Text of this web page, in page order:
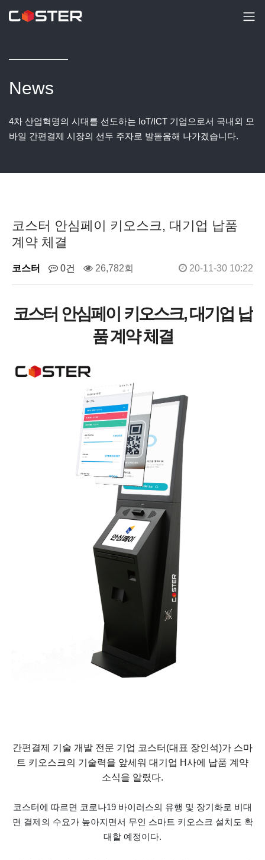
News
4차 산업혁명의 시대를 선도하는 IoT/ICT 기업으로서 국내외 모
바일 간편결제 시장의 선두 주자로 발돋움해 나가겠습니다.
코스터 안심페이 키오스크, 대기업 납품
계약 체결
코스터 0건 26,782회 20-11-30 10:22
코스터 안심페이 키오스크, 대기업 납
품 계약 체결
간편결제 기술 개발 전문 기업 코스터(대표 장인석)가 스마
트 키오스크의 기술력을 앞세워 대기업 H사에 납품 계약
소식을 알렸다.
코스터에 따르면 코로나19 바이러스의 유행 및 장기화로 비대
면 결제의 수요가 높아지면서 무인 스마트 키오스크 설치도 확
대할 예정이다.